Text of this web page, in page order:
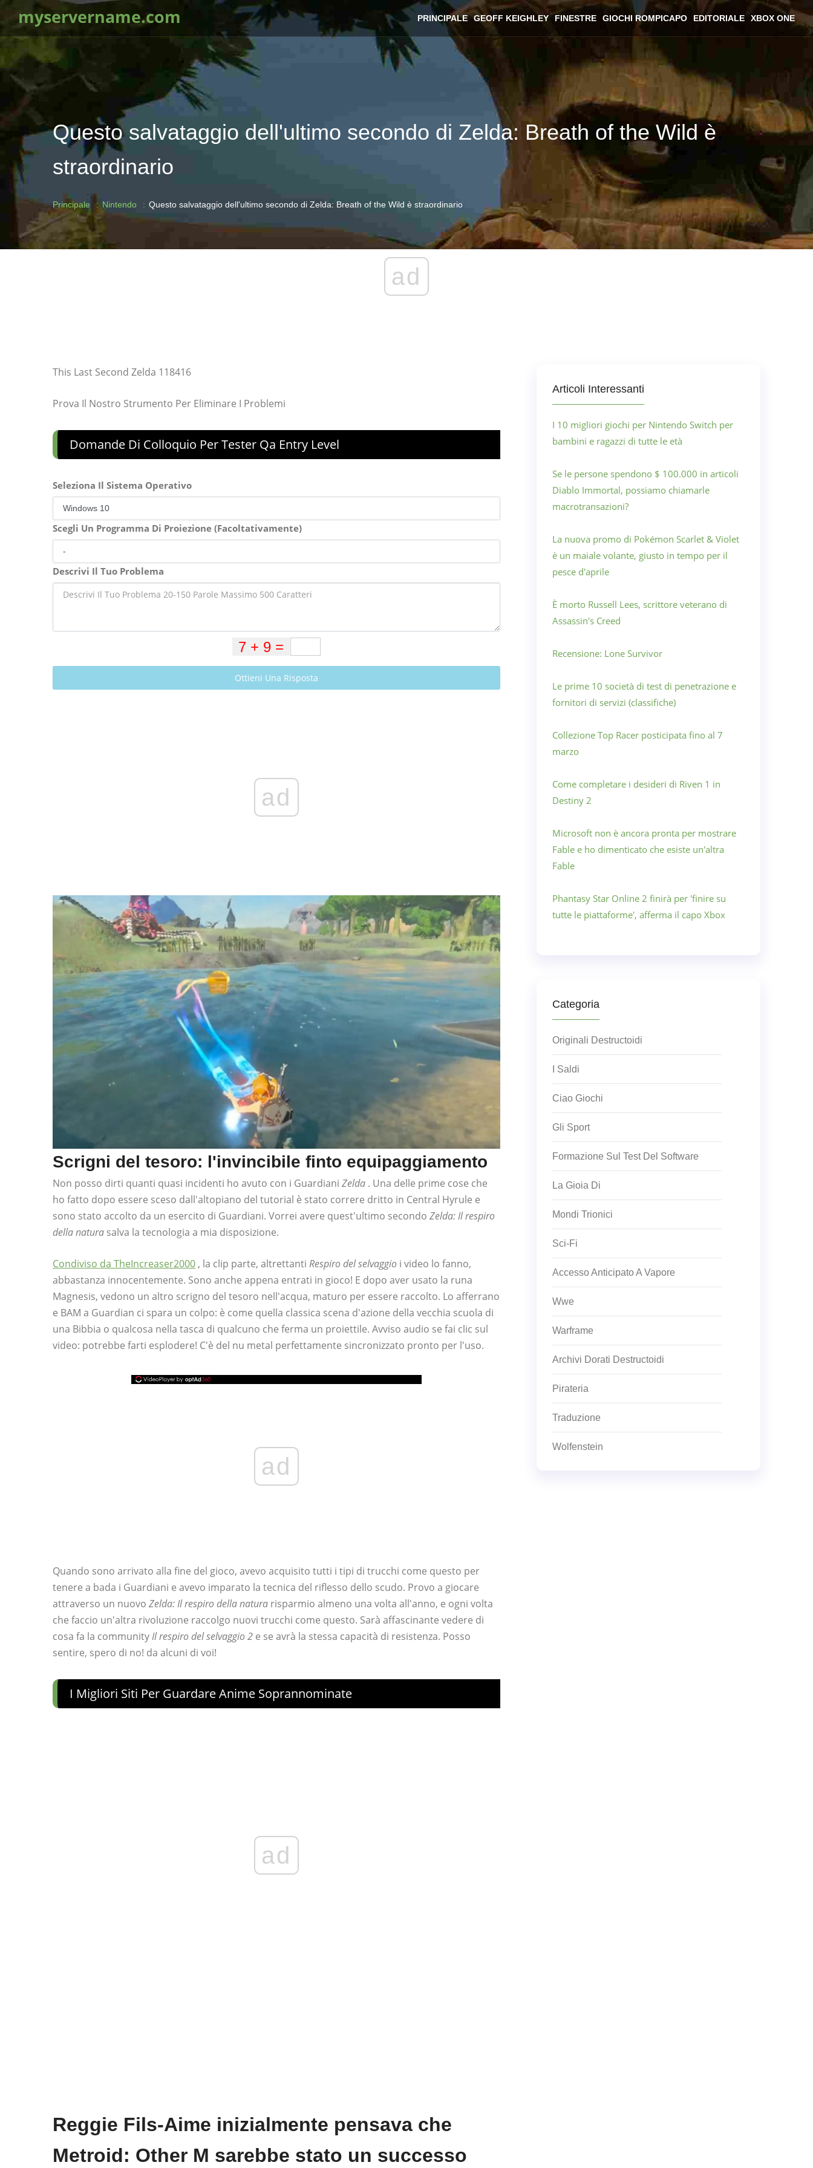
myservername.com PRINCIPALE GEOFF KEIGHLEY FINESTRE GIOCHI ROMPICAPO EDITORIALE XBOX ONE
Questo salvataggio dell'ultimo secondo di Zelda: Breath of the Wild è
straordinario
Principale Nintendo Questo salvataggio dell'ultimo secondo di Zelda: Breath of the Wild è straordinario
ad
This Last Second Zelda 118416
Prova Il Nostro Strumento Per Eliminare I Problemi
Domande Di Colloquio Per Tester Qa Entry Level
Seleziona Il Sistema Operativo
Scegli Un Programma Di Proiezione (Facoltativamente)
Descrivi Il Tuo Problema
Ottieni Una Risposta
ad
Scrigni del tesoro: l'invincibile finto equipaggiamento
Non posso dirti quanti quasi incidenti ho avuto con i Guardiani Zelda . Una delle prime cose che
ho fatto dopo essere sceso dall'altopiano del tutorial è stato correre dritto in Central Hyrule e
sono stato accolto da un esercito di Guardiani. Vorrei avere quest'ultimo secondo Zelda: Il respiro
della natura salva la tecnologia a mia disposizione.
Condiviso da TheIncreaser2000 , la clip parte, altrettanti Respiro del selvaggio i video lo fanno,
abbastanza innocentemente. Sono anche appena entrati in gioco! E dopo aver usato la runa
Magnesis, vedono un altro scrigno del tesoro nell'acqua, maturo per essere raccolto. Lo afferrano
e BAM a Guardian ci spara un colpo: è come quella classica scena d'azione della vecchia scuola di
una Bibbia o qualcosa nella tasca di qualcuno che ferma un proiettile. Avviso audio se fai clic sul
video: potrebbe farti esplodere! C'è del nu metal perfettamente sincronizzato pronto per l'uso.
ad
Quando sono arrivato alla fine del gioco, avevo acquisito tutti i tipi di trucchi come questo per
tenere a bada i Guardiani e avevo imparato la tecnica del riflesso dello scudo. Provo a giocare
attraverso un nuovo Zelda: Il respiro della natura risparmio almeno una volta all'anno, e ogni volta
che faccio un'altra rivoluzione raccolgo nuovi trucchi come questo. Sarà affascinante vedere di
cosa fa la communityIl respiro del selvaggio 2 e se avrà la stessa capacità di resistenza. Posso
sentire, spero di no! da alcuni di voi!
I Migliori Siti Per Guardare Anime Soprannominate
ad
Reggie Fils-Aime inizialmente pensava che
Metroid: Other M sarebbe stato un successo
Articoli Interessanti
I 10 migliori giochi per Nintendo Switch per
bambini e ragazzi di tutte le età
Se le persone spendono $ 100.000 in articoli
Diablo Immortal, possiamo chiamarle
macrotransazioni?
La nuova promo di Pokémon Scarlet & Violet
è un maiale volante, giusto in tempo per il
pesce d'aprile
È morto Russell Lees, scrittore veterano di
Assassin's Creed
Recensione: Lone Survivor
Le prime 10 società di test di penetrazione e
fornitori di servizi (classifiche)
Collezione Top Racer posticipata fino al 7
marzo
Come completare i desideri di Riven 1 in
Destiny 2
Microsoft non è ancora pronta per mostrare
Fable e ho dimenticato che esiste un'altra
Fable
Phantasy Star Online 2 finirà per 'finire su
tutte le piattaforme', afferma il capo Xbox
Categoria
Originali Destructoidi
I Saldi
Ciao Giochi
Gli Sport
Formazione Sul Test Del Software
La Gioia Di
Mondi Trionici
Sci-Fi
Accesso Anticipato A Vapore
Wwe
Warframe
Archivi Dorati Destructoidi
Pirateria
Traduzione
Wolfenstein